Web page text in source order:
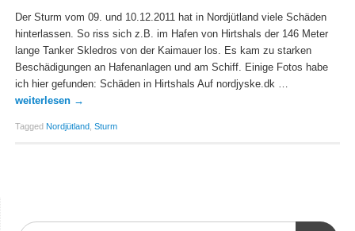
Der Sturm vom 09. und 10.12.2011 hat in Nordjütland viele Schäden
hinterlassen. So riss sich z.B. im Hafen von Hirtshals der 146 Meter
lange Tanker Skledros von der Kaimauer los. Es kam zu starken
Beschädigungen an Hafenanlagen und am Schiff. Einige Fotos habe
ich hier gefunden: Schäden in Hirtshals Auf nordjyske.dk …
weiterlesen →
Tagged Nordjütland, Sturm